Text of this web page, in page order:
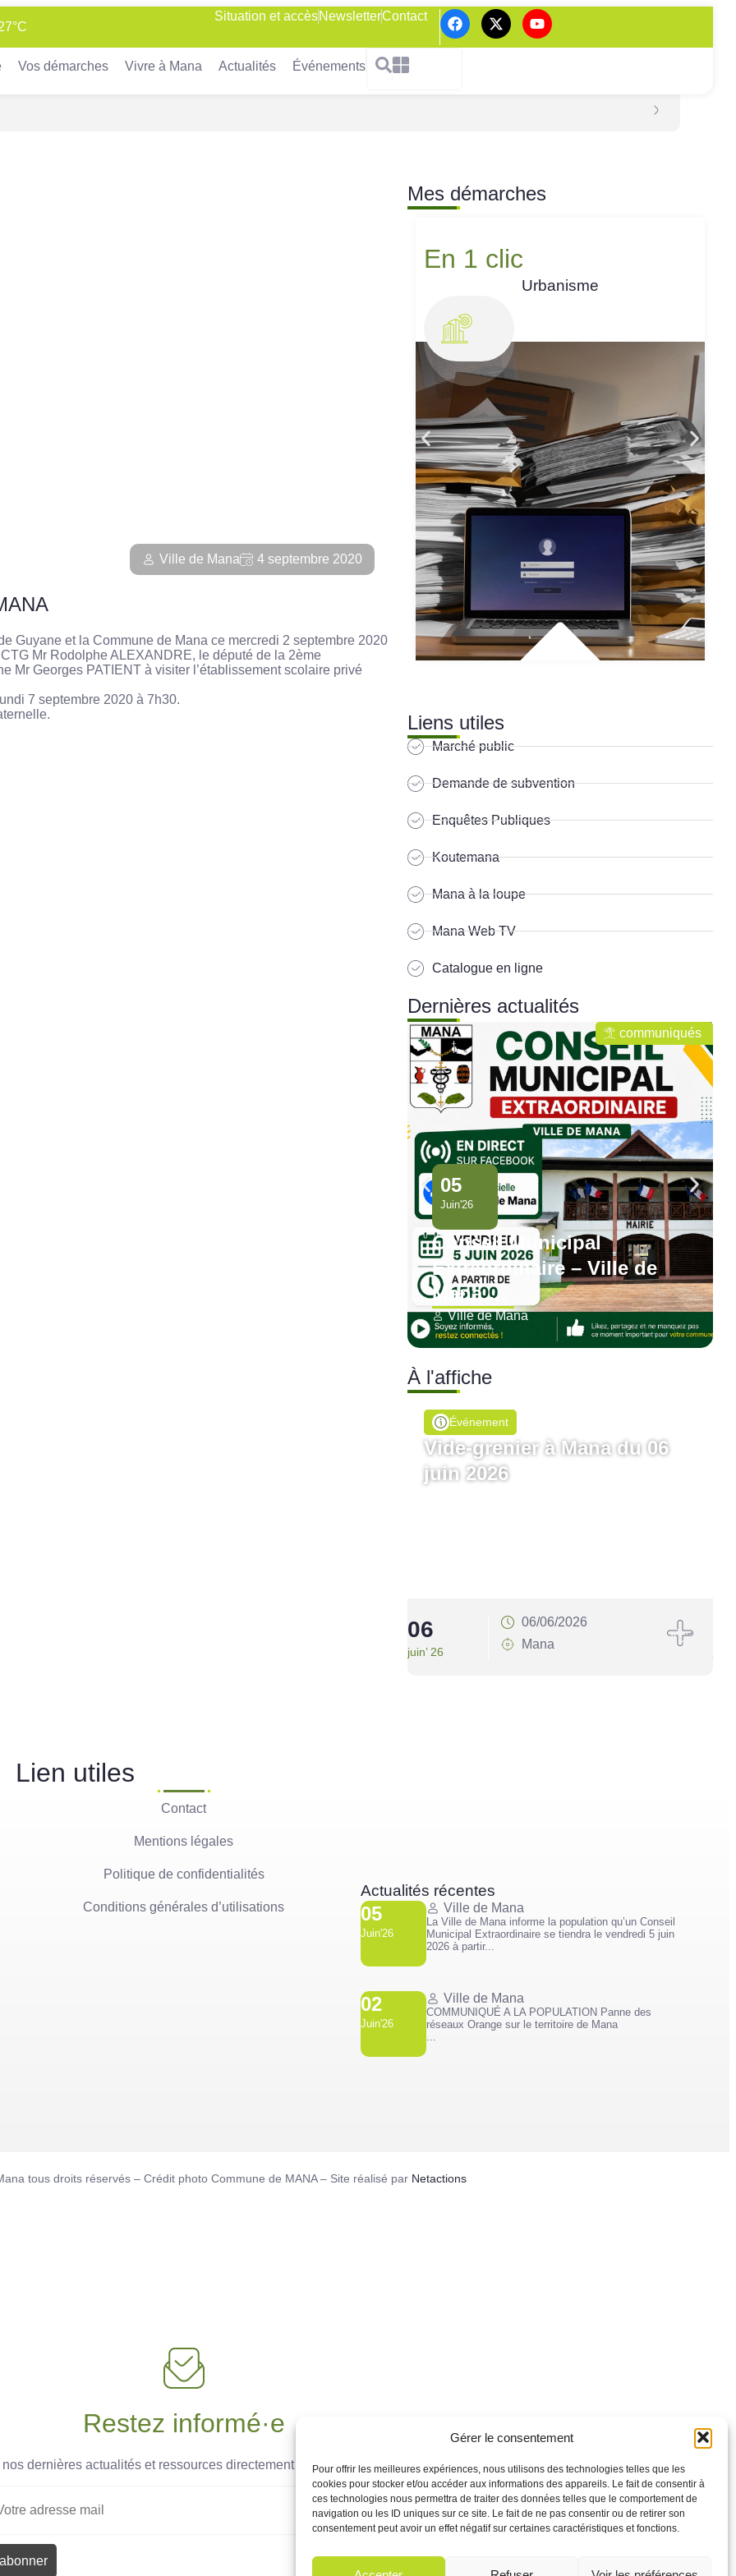
Gérer le consentement
Pour offrir les meilleures expériences, nous utilisons des technologies telles que les
cookies pour stocker et/ou accéder aux informations des appareils. Le fait de consentir à
ces technologies nous permettra de traiter des données telles que le comportement de
navigation ou les ID uniques sur ce site. Le fait de ne pas consentir ou de retirer son
consentement peut avoir un effet négatif sur certaines caractéristiques et fonctions.
Situation et accèsNewsletterContact
Vos démarches Vivre à Mana Actualités Événements
Ville de Mana 4 septembre 2020
Guyane et la Commune de Mana ce mercredi 2 septembre 2020
Mr Rodolphe ALEXANDRE, le député de la 2ème
Mr Georges PATIENT à visiter l’établissement scolaire privé
7 septembre 2020 à 7h30.
Mes démarches
En 1 clic
Urbanisme
Liens utiles
Marché public
Demande de subvention
Enquêtes Publiques
Koutemana
Mana à la loupe
Mana Web TV
Catalogue en ligne
Dernières actualités
communiqués
05
Juin'26
Conseil Municipal
Extraordinaire – Ville de
Mana …
Ville de Mana
À l'affiche
Événement
Vide-grenier à Mana du 06
juin 2026
06
juin’ 26
06/06/2026
Mana
Lien utiles
Contact
Mentions légales
Politique de confidentialités
Conditions générales d’utilisations
Actualités récentes
05
Juin'26
Ville de Mana
La Ville de Mana informe la population qu’un Conseil
Municipal Extraordinaire se tiendra le vendredi 5 juin
2026 à partir...
02
Juin'26
Ville de Mana
COMMUNIQUÉ A LA POPULATION Panne des
réseaux Orange sur le territoire de Mana
tous droits réservés – Crédit photo Commune de MANA – Site réalisé par Netactions
Restez informé·e
dernières actualités et ressources directement dans votre boîte mail.